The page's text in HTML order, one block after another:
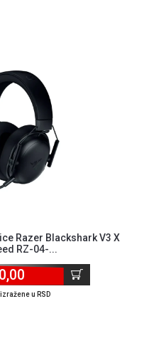
Razer Blackshark V3 X
RZ-04-...
u RSD